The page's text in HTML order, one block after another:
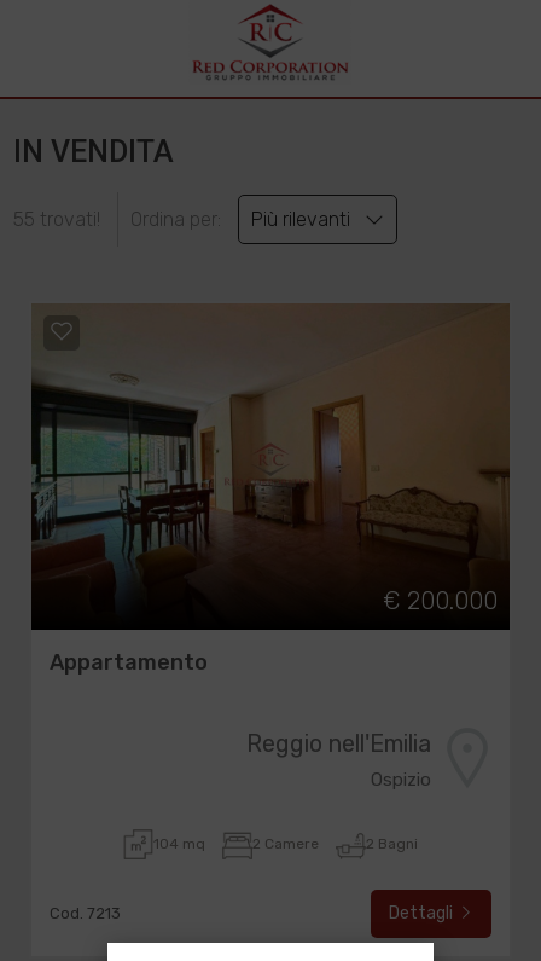
IN VENDITA
55 trovati! Ordina per: Più rilevanti
€ 200.000
Appartamento
Reggio nell'Emilia
Ospizio
104 mq 2 Camere 2 Bagni
Cod. 7213 Dettagli